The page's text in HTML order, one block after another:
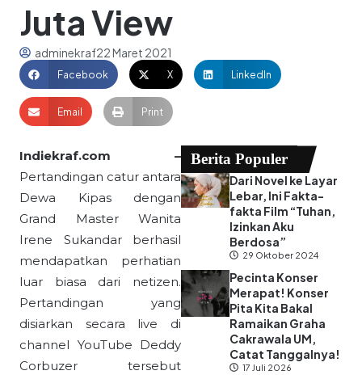
Juta View
adminekraf22 Maret 2021
Facebook X LinkedIn
Email Print
Indiekraf.com –
Pertandingan catur antara
Dewa Kipas dengan
Grand Master Wanita
Irene Sukandar berhasil
mendapatkan perhatian
luar biasa dari netizen.
Pertandingan yang
disiarkan secara live di
channel YouTube Deddy
Corbuzer tersebut
Berita Populer
Dari Novel ke Layar
Lebar, Ini Fakta-
fakta Film “Tuhan,
Izinkan Aku
Berdosa”
29 Oktober 2024
Pecinta Konser
Merapat! Konser
Pita Kita Bakal
Ramaikan Graha
Cakrawala UM,
Catat Tanggalnya!
17 Juli 2026